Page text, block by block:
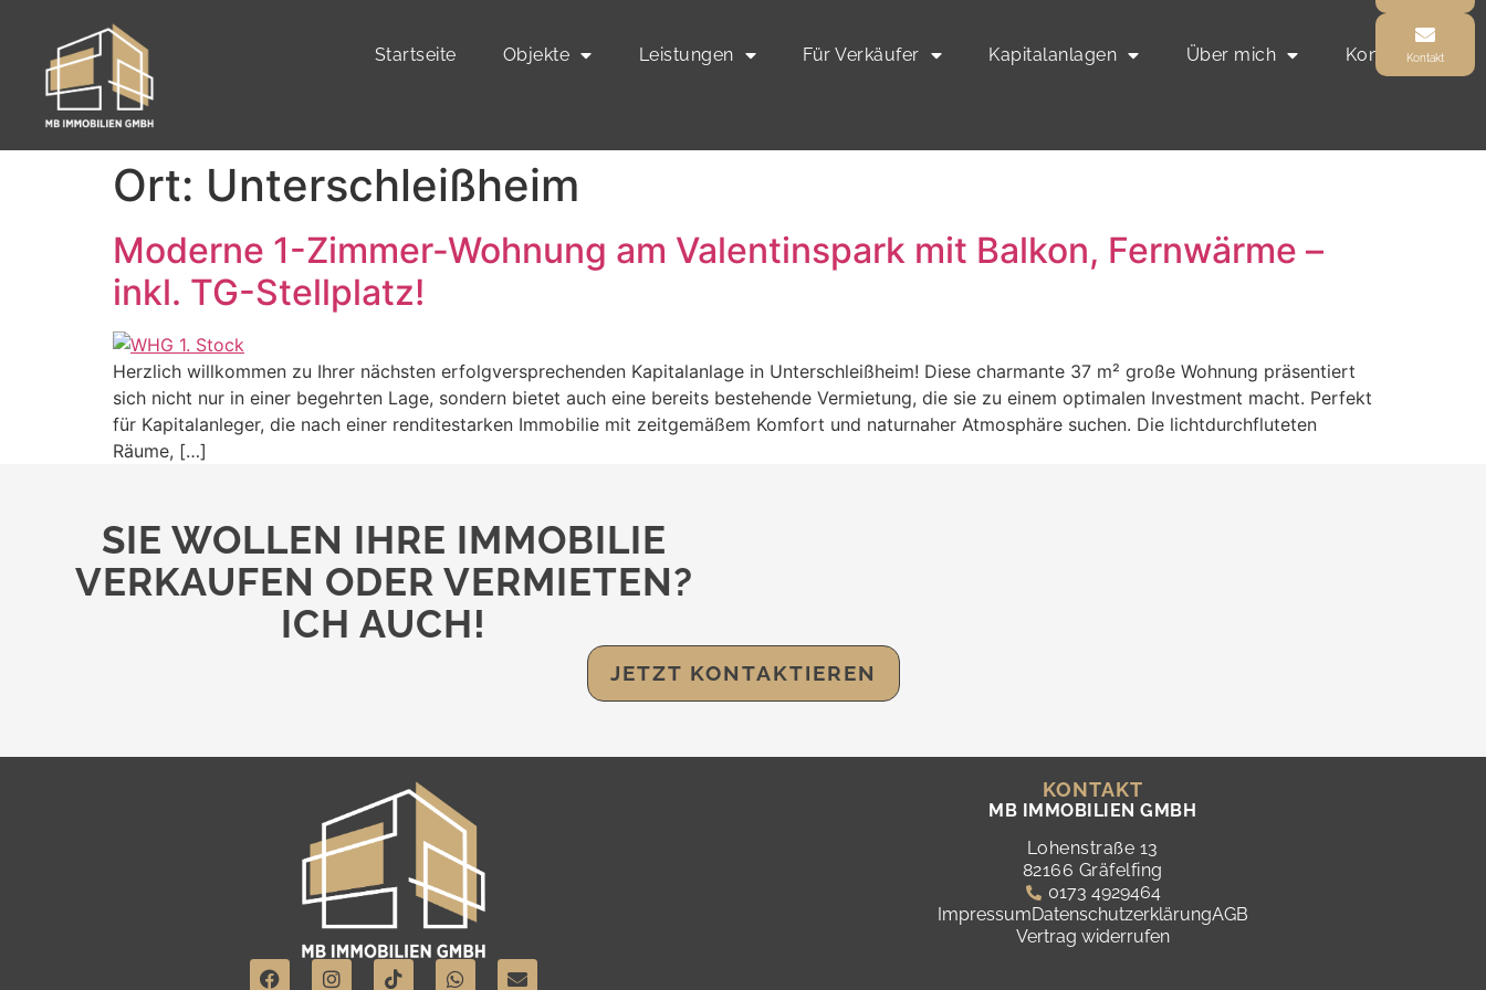
Startseite Objekte Leistungen Für Verkäufer Kapitalanlagen Über mich Kontakt
Ort: Unterschleißheim
Moderne 1-Zimmer-Wohnung am Valentinspark mit Balkon, Fernwärme –
inkl. TG-Stellplatz!
Herzlich willkommen zu Ihrer nächsten erfolgversprechenden Kapitalanlage in Unterschleißheim! Diese charmante 37 m² große Wohnung präsentiert
sich nicht nur in einer begehrten Lage, sondern bietet auch eine bereits bestehende Vermietung, die sie zu einem optimalen Investment macht. Perfekt
für Kapitalanleger, die nach einer renditestarken Immobilie mit zeitgemäßem Komfort und naturnaher Atmosphäre suchen. Die lichtdurchfluteten
Räume, […]
SIE WOLLEN IHRE IMMOBILIE
VERKAUFEN ODER VERMIETEN?
ICH AUCH!
JETZT KONTAKTIEREN
KONTAKT
MB IMMOBILIEN GMBH
Lohenstraße 13
82166 Gräfelfing
0173 4929464
ImpressumDatenschutzerklärungAGB
Vertrag widerrufen
Kontakt